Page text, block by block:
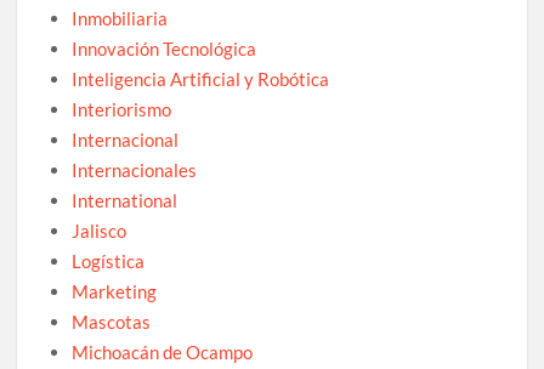
Inmobiliaria
Innovación Tecnológica
Inteligencia Artificial y Robótica
Interiorismo
Internacional
Internacionales
International
Jalisco
Logística
Marketing
Mascotas
Michoacán de Ocampo